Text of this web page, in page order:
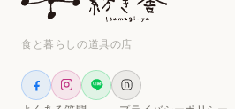
食と暮らしの道具の店